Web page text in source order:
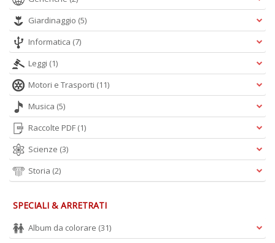
Giardinaggio (5)
Informatica (7)
Leggi (1)
Motori e Trasporti (11)
Musica (5)
Raccolte PDF (1)
Scienze (3)
Storia (2)
SPECIALI & ARRETRATI
Album da colorare (31)